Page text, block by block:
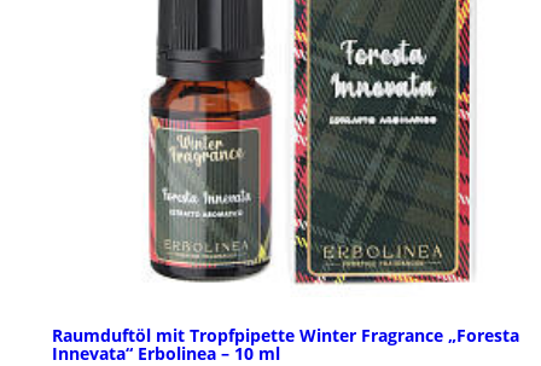
Raumduftöl mit Tropfpipette Winter Fragrance „Foresta
Innevata“ Erbolinea – 10 ml